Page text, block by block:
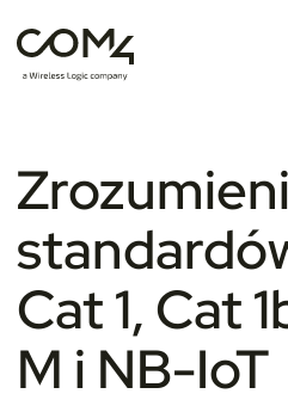
Cat 1, Cat
M i NB-IoT